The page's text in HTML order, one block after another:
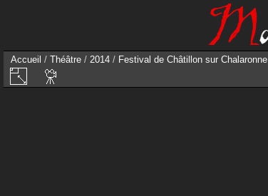
Accueil / Théâtre / 2014 / Festival de Châtillon sur Chalaronne